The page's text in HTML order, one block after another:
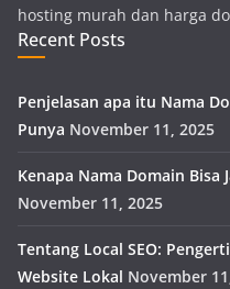
hosting murah dan harga
Recent Posts
Penjelasan apa itu Nama
Punya November 11, 2025
Kenapa Nama Domain
November 11, 2025
Tentang Local SEO:
Website Lokal November